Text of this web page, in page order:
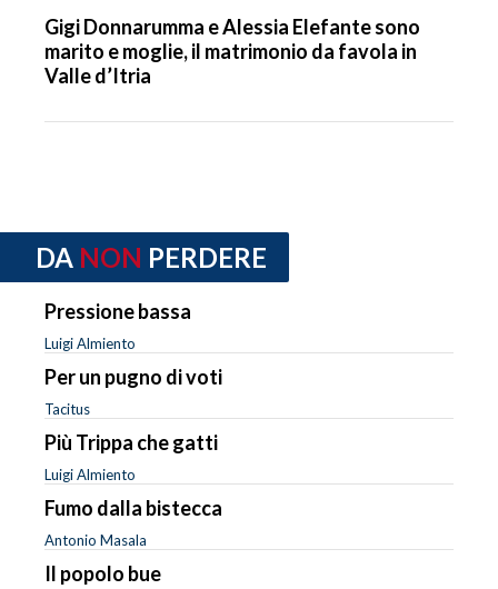
Gigi Donnarumma e Alessia Elefante sono
marito e moglie, il matrimonio da favola in
Valle d’Itria
DA NON PERDERE
Pressione bassa
Luigi Almiento
Per un pugno di voti
Tacitus
Più Trippa che gatti
Luigi Almiento
Fumo dalla bistecca
Antonio Masala
Il popolo bue